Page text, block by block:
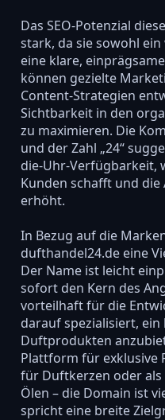
Das SEO-Potenzial
stark, da sie sowohl
eine klare,
können gezielte
Content-Strategien
Sichtbarkeit in den
zu maximieren. Die
und der Zahl „24“
die-Uhr-Verfügbarkeit,
Kunden schafft und
erhöht.
In Bezug auf die
dufthandel24.de eine
Der Name ist leicht
sofort den Kern des
vorteilhaft für die
darauf spezialisiert,
Duftprodukten
Plattform für exklusive
für Duftkerzen oder
Ölen – die Domain ist
spricht eine breite